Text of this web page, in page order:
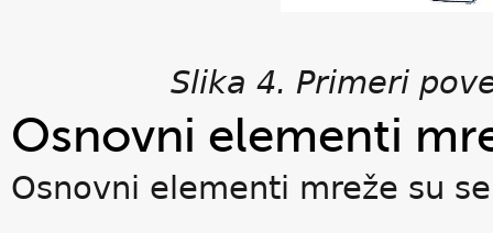
Slika 4. Primeri
Osnovni elementi
Osnovni elementi mreže su